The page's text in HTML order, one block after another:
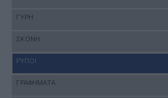
ΓΥΡΗ
ΣΚΟΝΗ
ΡΥΠΟΙ
ΓΡΑΦΗΜΑΤΑ